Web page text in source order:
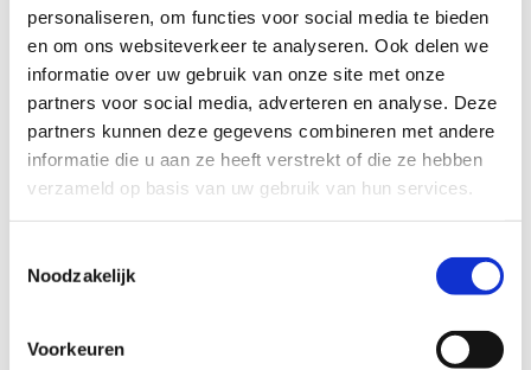
personaliseren, om functies voor social media te bieden
en om ons websiteverkeer te analyseren. Ook delen we
informatie over uw gebruik van onze site met onze
partners voor social media, adverteren en analyse. Deze
partners kunnen deze gegevens combineren met andere
informatie die u aan ze heeft verstrekt of die ze hebben
verzameld op basis van uw gebruik van hun services.
Noodzakelijk
Voorkeuren